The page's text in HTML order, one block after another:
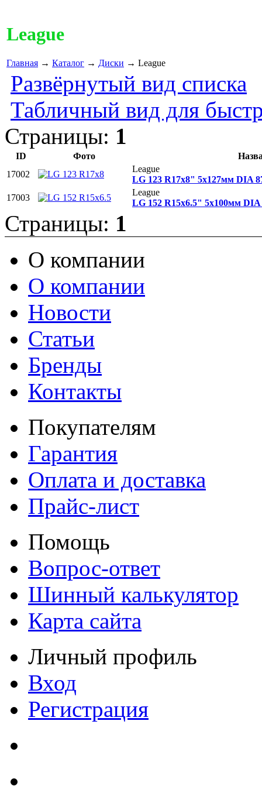
League
Главная → Каталог → Диски → League
Развёрнутый вид списка
Табличный вид для
Страницы: 1
ID Фото
17002
League
LG 123 R17x8" 5x127мм DIA
17003
League
LG 152 R15x6.5" 5x100мм
Страницы: 1
О компании
О компании
Новости
Статьи
Бренды
Контакты
Покупателям
Гарантия
Оплата и доставка
Прайс-лист
Помощь
Вопрос-ответ
Шинный калькулятор
Карта сайта
Личный профиль
Вход
Регистрация